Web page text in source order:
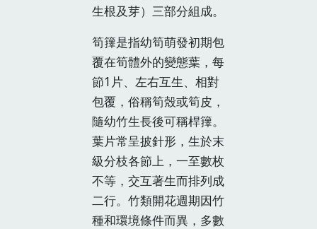
生根及芽）三部分組成。
筍籜是指幼筍萌發初期包
覆在筍體外的變態葉，每
節1片、左右互生、相對
包覆，俗稱筍殼或筍皮，
隨幼竹生長後可稱桿籜。
葉片常呈披針形，生於末
級分枝各節上，一至數枚
不等，交互著生而排列成
二行。竹類開花週期因竹
種和環境條件而異，多數